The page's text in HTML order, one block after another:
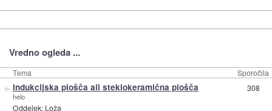
Vredno ogleda ...
Tema Sporočila
» Indukcijska plošča ali steklokeramična plošča
helo
Oddelek: Loža
308